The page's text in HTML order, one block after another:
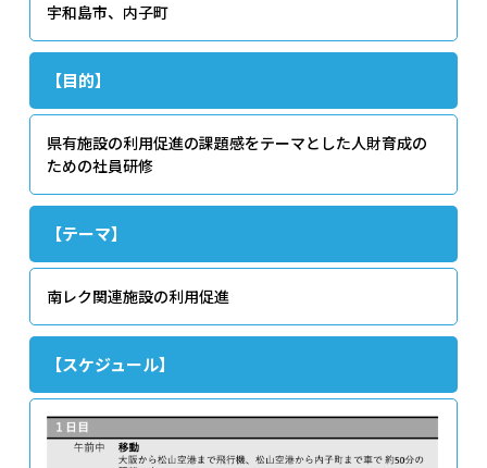
宇和島市、内子町
【目的】
県有施設の利用促進の課題感をテーマとした人財育成の
ための社員研修
【テーマ】
南レク関連施設の利用促進
【スケジュール】